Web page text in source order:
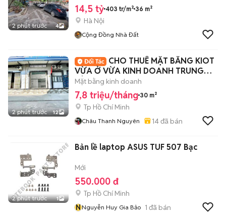
2 phút trước 4
14,5 tỷ 403 tr/m² 36 m²
Hà Nội
Cộng Đồng Nhà Đất
2 phút trước 12
CHO THUÊ MẶT BẰNG KIOT
VỪA Ở VỪA KINH DOANH TRUNG
TÂM QUẬN 7
Mặt bằng kinh doanh
7,8 triệu/tháng 30 m²
Tp Hồ Chí Minh
Châu Thanh Nguyên 14đã bán
2 phút trước 1
Bản lề laptop ASUS TUF 507 Bạc
Mới
550.000 đ
Tp Hồ Chí Minh
NNguyễn Huy Gia Bảo 1 đã bán